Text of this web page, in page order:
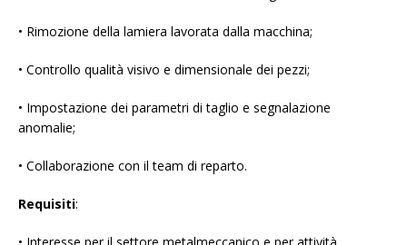
• Rimozione della lamiera lavorata dalla macchina;
• Controllo qualità visivo e dimensionale dei pezzi;
• Impostazione dei parametri di taglio e segnalazione
anomalie;
• Collaborazione con il team di reparto.
Requisiti: